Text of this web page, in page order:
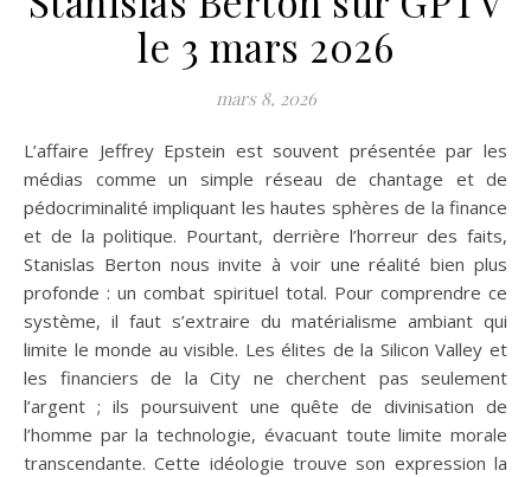
le 3 mars 2026
mars 8, 2026
L’affaire Jeffrey Epstein est souvent présentée par les
médias comme un simple réseau de chantage et de
pédocriminalité impliquant les hautes sphères de la finance
et de la politique. Pourtant, derrière l’horreur des faits,
Stanislas Berton nous invite à voir une réalité bien plus
profonde : un combat spirituel total. Pour comprendre ce
système, il faut s’extraire du matérialisme ambiant qui
limite le monde au visible. Les élites de la Silicon Valley et
les financiers de la City ne cherchent pas seulement
l’argent ; ils poursuivent une quête de divinisation de
l’homme par la technologie, évacuant toute limite morale
transcendante. Cette idéologie trouve son expression la